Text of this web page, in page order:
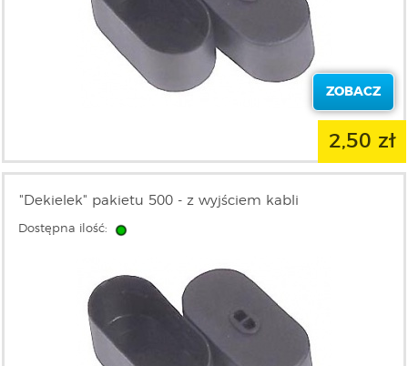
ZOBACZ
2,50 zł
"Dekielek" pakietu 500 - z wyjściem kabli
Dostępna ilość: